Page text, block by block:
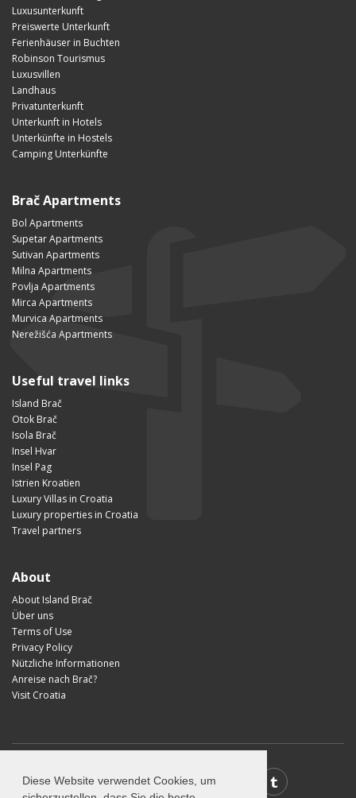
Diese Website verwendet Cookies, um
Luxusunterkunft
Preiswerte Unterkunft
Ferienhäuser in Buchten
Robinson Tourismus
Luxusvillen
Landhaus
Privatunterkunft
Unterkunft in Hotels
Unterkünfte in Hostels
Camping Unterkünfte
Brač Apartments
Bol Apartments
Supetar Apartments
Sutivan Apartments
Milna Apartments
Povlja Apartments
Mirca Apartments
Murvica Apartments
Nerežišća Apartments
Useful travel links
Island Brač
Otok Brač
Isola Brač
Insel Hvar
Insel Pag
Istrien Kroatien
Luxury Villas in Croatia
Luxury properties in Croatia
Travel partners
About
About Island Brač
Über uns
Terms of Use
Privacy Policy
Nützliche Informationen
Anreise nach Brač?
Visit Croatia